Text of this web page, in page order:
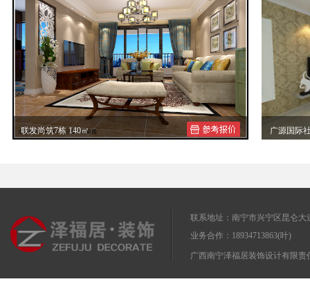
联发尚筑7栋 140㎡ 广源国际
联系地址：南宁市兴宁区昆仑大
业务合作：18934713863(叶)
广西南宁泽福居装饰设计有限